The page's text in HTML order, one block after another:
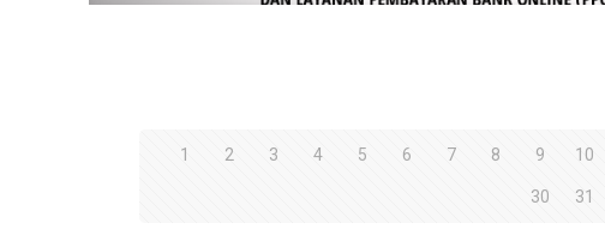
1 2 3 4 5 6 7 8 9 10
30 31